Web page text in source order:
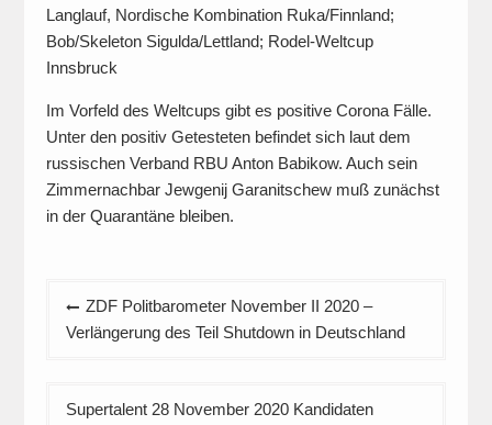
Langlauf, Nordische Kombination Ruka/Finnland;
Bob/Skeleton Sigulda/Lettland; Rodel-Weltcup
Innsbruck
Im Vorfeld des Weltcups gibt es positive Corona Fälle.
Unter den positiv Getesteten befindet sich laut dem
russischen Verband RBU Anton Babikow. Auch sein
Zimmernachbar Jewgenij Garanitschew muß zunächst
in der Quarantäne bleiben.
Beitragsnavigation
ZDF Politbarometer November II 2020 –
Verlängerung des Teil Shutdown in Deutschland
Supertalent 28 November 2020 Kandidaten